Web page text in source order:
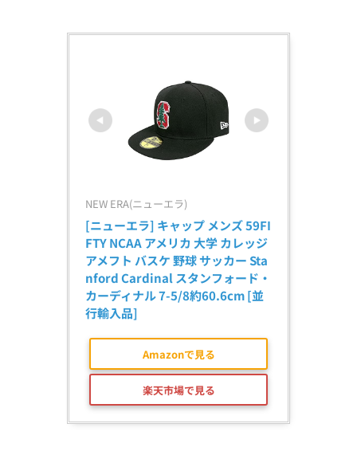
NEW ERA(ニューエラ)
[ニューエラ] キャップ メンズ 59FI
FTY NCAA アメリカ 大学 カレッジ
アメフト バスケ 野球 サッカー Sta
nford Cardinal スタンフォード・
カーディナル 7-5/8約60.6cm [並
行輸入品]
Amazonで見る
楽天市場で見る